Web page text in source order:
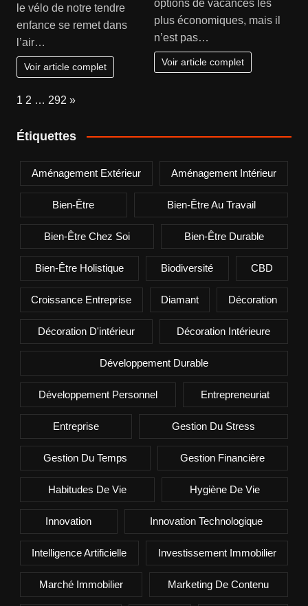
le vélo de notre tendre
enfance se remet dans
l’air…
Voir article complet
options de vacances les
plus économiques, mais il
n’est pas…
Voir article complet
Page:
1 2 … 292 Next
»
Étiquettes
Aménagement Extérieur Aménagement Intérieur
Bien-Être Bien-Être Au Travail
Bien-Être Chez Soi Bien-Être Durable
Bien-Être Holistique Biodiversité CBD
Croissance Entreprise Diamant Décoration
Décoration D'intérieur Décoration Intérieure
Développement Durable
Développement Personnel Entrepreneuriat
Entreprise Gestion Du Stress
Gestion Du Temps Gestion Financière
Habitudes De Vie Hygiène De Vie
Innovation Innovation Technologique
Intelligence Artificielle Investissement Immobilier
Marché Immobilier Marketing De Contenu